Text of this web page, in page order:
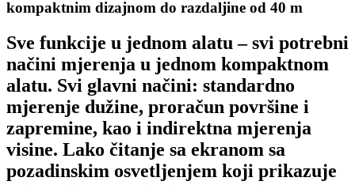
kompaktnim dizajnom do razdaljine od 40 m
Sve funkcije u jednom alatu – svi potrebni
načini mjerenja u jednom kompaktnom
alatu. Svi glavni načini: standardno
mjerenje dužine, proračun površine i
zapremine, kao i indirektna mjerenja
visine. Lako čitanje sa ekranom sa
pozadinskim osvetljenjem koji prikazuje